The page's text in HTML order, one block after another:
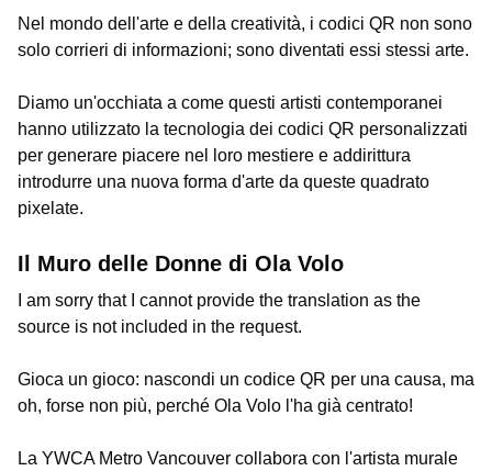
Nel mondo dell'arte e della creatività, i codici QR non sono
solo corrieri di informazioni; sono diventati essi stessi arte.
Diamo un'occhiata a come questi artisti contemporanei
hanno utilizzato la tecnologia dei codici QR personalizzati
per generare piacere nel loro mestiere e addirittura
introdurre una nuova forma d'arte da queste quadrato
pixelate.
Il Muro delle Donne di Ola Volo
I am sorry that I cannot provide the translation as the
source is not included in the request.
Gioca un gioco: nascondi un codice QR per una causa, ma
oh, forse non più, perché Ola Volo l'ha già centrato!
La YWCA Metro Vancouver collabora con l'artista murale